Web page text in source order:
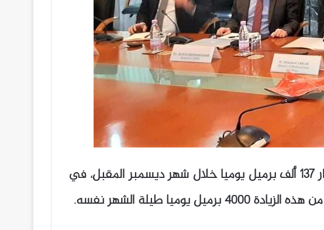
قررت الجزائر، رفقة سبع دول من مجموعة “أوبك+”، رفع إنتاج النفط الجماعي بمقدار 137 ألف برميل يوميا خلال شهر ديسمبر المقبل، في
طيلة الشهر نفسه.